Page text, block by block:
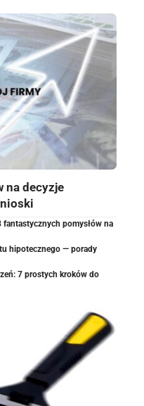
na decyzje
pomysłów na
hipotecznego — porady
7 prostych kroków do